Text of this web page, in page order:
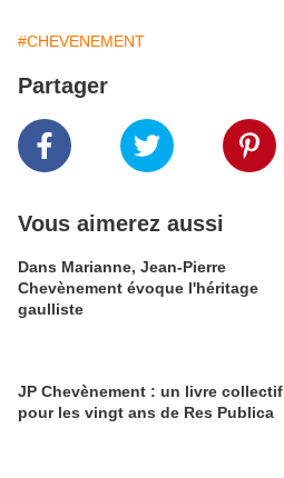
#CHEVENEMENT
Partager
Vous aimerez aussi
Dans Marianne, Jean-Pierre
Chevènement évoque l'héritage
gaulliste
JP Chevènement : un livre collectif
pour les vingt ans de Res Publica